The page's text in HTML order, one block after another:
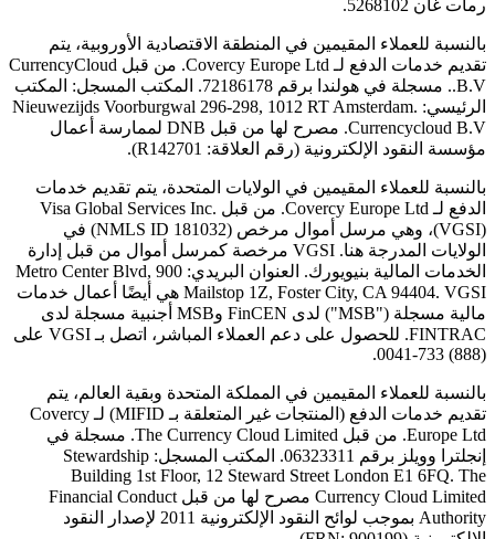
رمات غان 5268102.
بالنسبة للعملاء المقيمين في المنطقة الاقتصادية الأوروبية، يتم
تقديم خدمات الدفع لـ Covercy Europe Ltd. من قبل CurrencyCloud
B.V.. مسجلة في هولندا برقم 72186178. المكتب المسجل: المكتب
الرئيسي: Nieuwezijds Voorburgwal 296-298, 1012 RT Amsterdam.
Currencycloud B.V. مصرح لها من قبل DNB لممارسة أعمال
مؤسسة النقود الإلكترونية (رقم العلاقة: R142701).
بالنسبة للعملاء المقيمين في الولايات المتحدة، يتم تقديم خدمات
الدفع لـ Covercy Europe Ltd. من قبل Visa Global Services Inc.
(VGSI)، وهي مرسل أموال مرخص (NMLS ID 181032) في
الولايات المدرجة هنا. VGSI مرخصة كمرسل أموال من قبل إدارة
الخدمات المالية بنيويورك. العنوان البريدي: 900 Metro Center Blvd,
Mailstop 1Z, Foster City, CA 94404. VGSI هي أيضًا أعمال خدمات
مالية مسجلة ("MSB") لدى FinCEN وMSB أجنبية مسجلة لدى
FINTRAC. للحصول على دعم العملاء المباشر، اتصل بـ VGSI على
(888) 733-0041.
بالنسبة للعملاء المقيمين في المملكة المتحدة وبقية العالم، يتم
تقديم خدمات الدفع (المنتجات غير المتعلقة بـ MIFID) لـ Covercy
Europe Ltd. من قبل The Currency Cloud Limited. مسجلة في
إنجلترا وويلز برقم 06323311. المكتب المسجل: Stewardship
Building 1st Floor, 12 Steward Street London E1 6FQ. The
Currency Cloud Limited مصرح لها من قبل Financial Conduct
Authority بموجب لوائح النقود الإلكترونية 2011 لإصدار النقود